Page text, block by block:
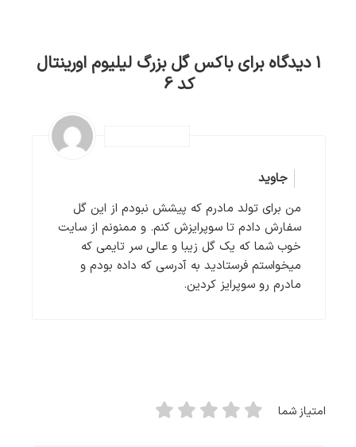
1 دیدگاه برای
باکس گل بزرگ لیلیوم اورینتال
کد 6
جاوید
من برای تولد مادرم که پیشش نبودم از این گل
سفارش دادم تا سوپرایزش کنم. و ممنونم از سایت
خوب شما که یک گل زیبا و عالی سر تایمی که
میخواستم فرستادید به آدرسی که داده بودم و
مادرم رو سوپرایز کردین.
امتیاز شما